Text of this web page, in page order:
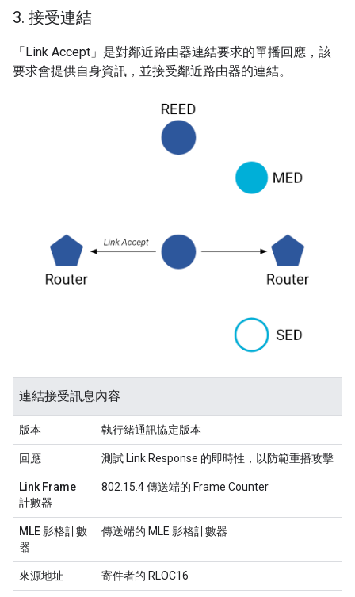
3. 接受連結
「Link Accept」是對鄰近路由器連結要求的單播回應，該
要求會提供自身資訊，並接受鄰近路由器的連結。
連結接受訊息內容
版本 執行緒通訊協定版本
回應 測試 Link Response 的即時性，以防範重播攻擊
Link Frame
計數器
802.15.4 傳送端的 Frame Counter
MLE 影格計數
器
傳送端的 MLE 影格計數器
來源地址 寄件者的 RLOC16